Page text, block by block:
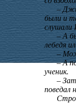
–
были и
слушали
– А
лебедя
–
– А
ученик.
–
поведал